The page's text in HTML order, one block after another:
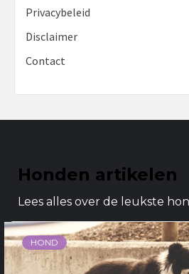
Privacybeleid
Disclaimer
Contact
Honden artikelen
Lees alles over de leukste
HOND